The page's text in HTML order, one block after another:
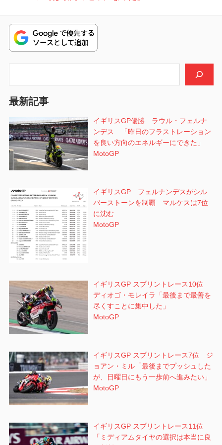
ビ
ゲ
ー
ン
稿:
最新記事
イギリスGP優勝 ラウル・フェルナ
ンデス 「昨日のフラストレーション
を良い方向のエネルギーにできた」
MotoGP
イギリスGP フェルナンデスがシル
バーストーンを制覇 マルケスは7位
に沈む
MotoGP
イギリスGP スプリントレース10位
ディオゴ・モレイラ「最後まで最善を
尽くすことに集中した」
MotoGP
イギリスGP スプリントレース7位 ジ
ョアン・ミル「最後までプッシュした
が、日曜日にもう一歩前へ進みたい」
MotoGP
イギリスGP スプリントレース11位
「ミディアムタイヤの選択は本当に良